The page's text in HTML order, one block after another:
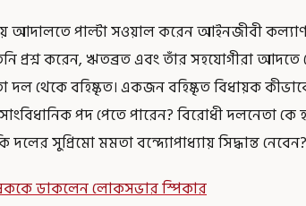
আদালতে পাল্টা সওয়াল করেন আইনজীবী কল্যাণ
প্রশ্ন করেন, ঋতব্রত এবং তাঁর সহযোগীরা আদতে
থেকে বহিষ্কৃত। একজন বহিষ্কৃত বিধায়ক
পদ পেতে পারেন? বিরোধী দলনেতা কে
সুপ্রিমো মমতা বন্দ্যোপাধ্যায় সিদ্ধান্ত নেবেন?
ডাকলেন লোকসভার স্পিকার